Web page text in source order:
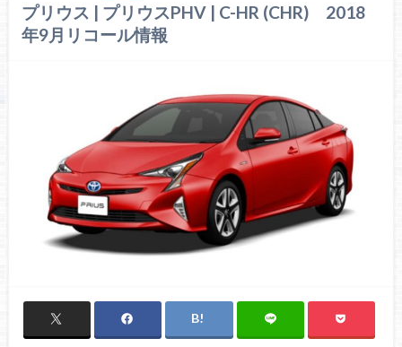
プリウス | プリウスPHV | C-HR (CHR) 2018
年9月リコール情報